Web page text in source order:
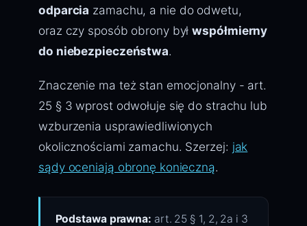
odparcia zamachu, a nie do odwetu,
oraz czy sposób obrony byłwspółmierny
do niebezpieczeństwa.
Znaczenie ma też stan emocjonalny - art.
25 § 3 wprost odwołuje się do strachu lub
wzburzenia usprawiedliwionych
okolicznościami zamachu. Szerzej: jak
sądy oceniają obronę konieczną.
Podstawa prawna: art. 25 § 1, 2, 2a i 3